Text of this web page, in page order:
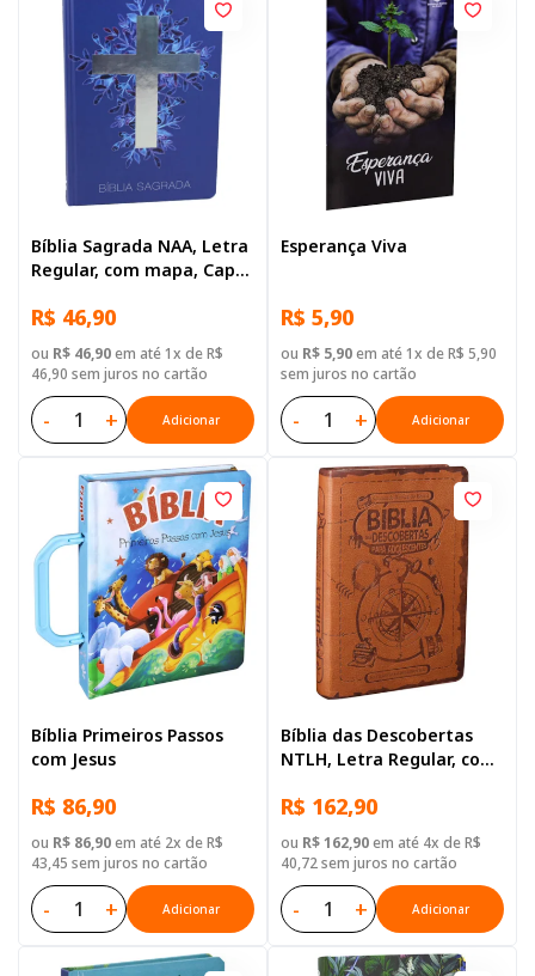
Bíblia Sagrada NAA, Letra
Regular, com mapa, Capa
R$ 46,90
ou R$ 46,90em até 1x de R$
46,90 sem juros no cartão
- + Adicionar
Esperança Viva
R$ 5,90
ou R$ 5,90em até 1x de R$ 5,90
sem juros no cartão
- + Adicionar
Bíblia Primeiros Passos
com Jesus
R$ 86,90
ou R$ 86,90em até 2x de R$
43,45 sem juros no cartão
- + Adicionar
Bíblia das Descobertas
NTLH, Letra Regular, com
Sintético Marrom
R$ 162,90
ou R$ 162,90em até 4x de R$
40,72 sem juros no cartão
- + Adicionar